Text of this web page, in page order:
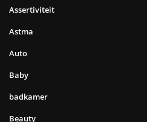
Assertiviteit
Astma
Auto
Baby
badkamer
Beauty